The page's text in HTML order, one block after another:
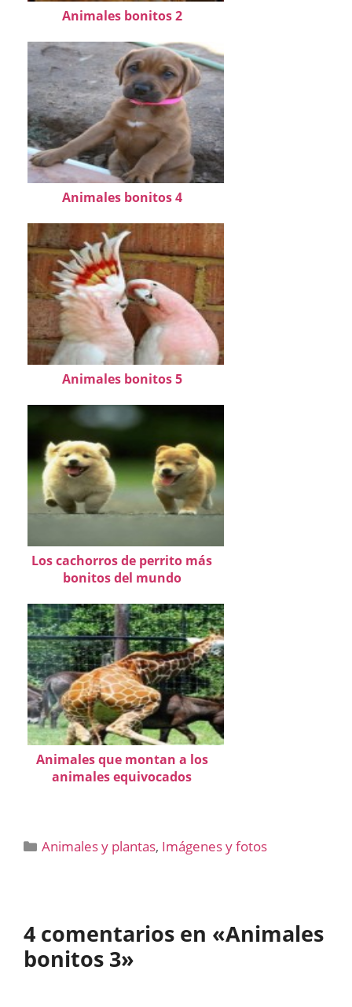
Animales bonitos 2
Animales bonitos 4
Animales bonitos 5
Los cachorros de perrito más
bonitos del mundo
Animales que montan a los
animales equivocados
Categorías
Animales y plantas, Imágenes y fotos
4 comentarios en «Animales
bonitos 3»